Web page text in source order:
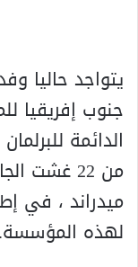
يتواجد حاليا
جنوب إفريقيا
الدائمة
ميدراند ، في
لهذه المؤسسة.